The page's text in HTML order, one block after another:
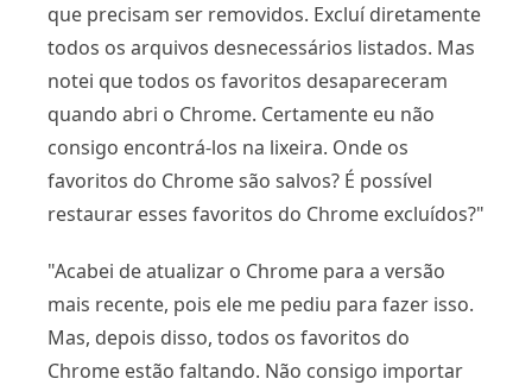
que precisam ser removidos. Excluí diretamente
todos os arquivos desnecessários listados. Mas
notei que todos os favoritos desapareceram
quando abri o Chrome. Certamente eu não
consigo encontrá-los na lixeira. Onde os
favoritos do Chrome são salvos? É possível
restaurar esses favoritos do Chrome excluídos?"
"Acabei de atualizar o Chrome para a versão
mais recente, pois ele me pediu para fazer isso.
Mas, depois disso, todos os favoritos do
Chrome estão faltando. Não consigo importar